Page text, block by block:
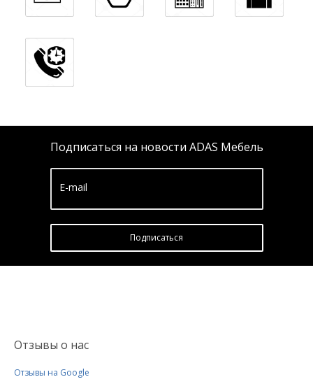
Подписаться на новости ADAS Мебель
E-mail
Подписатьcя
Отзывы о нас
Отзывы на Google